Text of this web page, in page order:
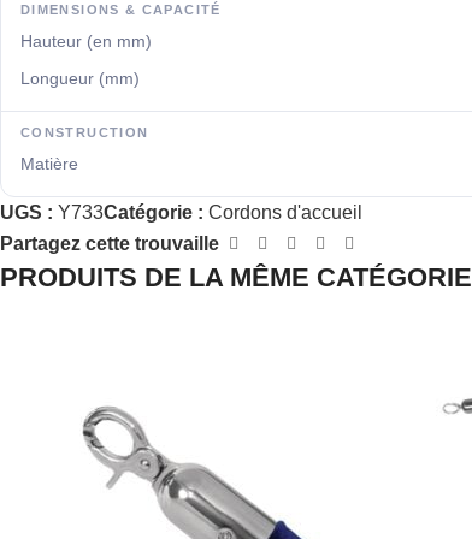
DIMENSIONS & CAPACITÉ
Hauteur (en mm)
Longueur (mm)
CONSTRUCTION
Matière
UGS : Y733Catégorie : Cordons d'accueil
Partagez cette trouvaille
PRODUITS DE LA MÊME CATÉGORIE